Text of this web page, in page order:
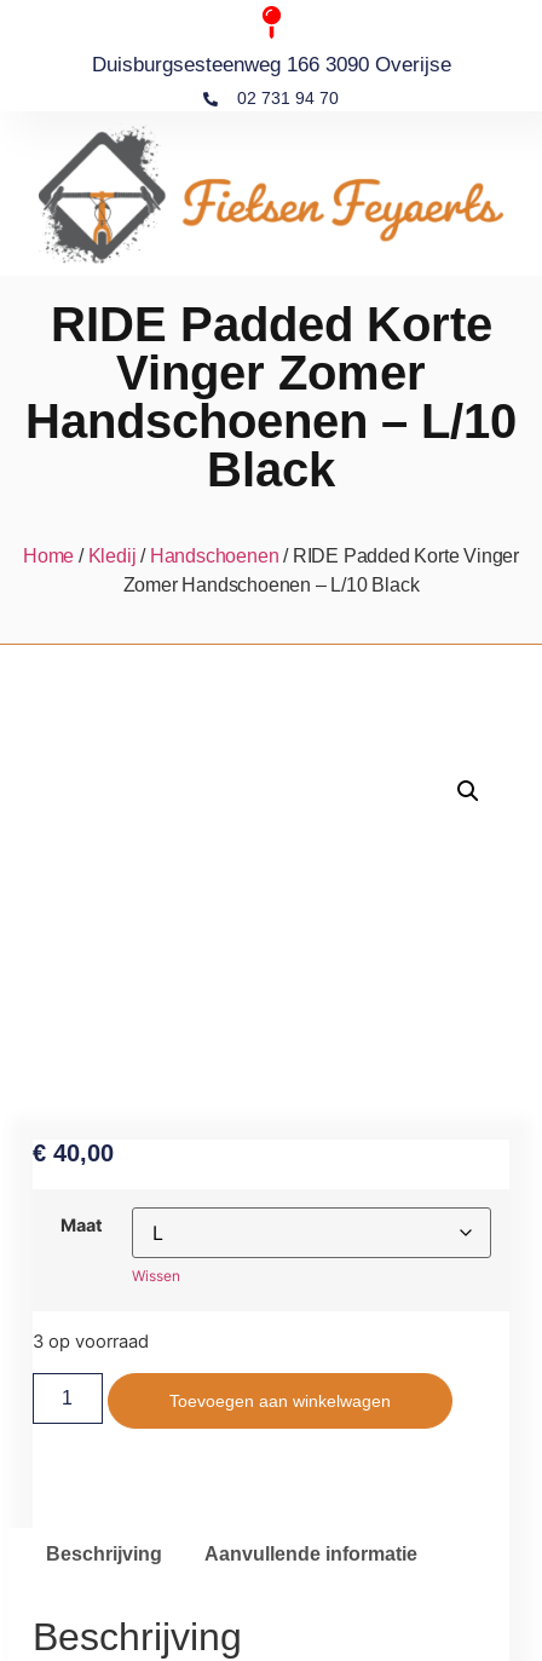
Duisburgsesteenweg 166 3090 Overijse
02 731 94 70
RIDE Padded Korte
Vinger Zomer
Handschoenen – L/10
Black
Home / Kledij / Handschoenen / RIDE Padded Korte Vinger
Zomer Handschoenen – L/10 Black
€40,00
Maat
Wissen
3 op voorraad
Toevoegen aan winkelwagen
Beschrijving Aanvullende informatie
Beschrijving